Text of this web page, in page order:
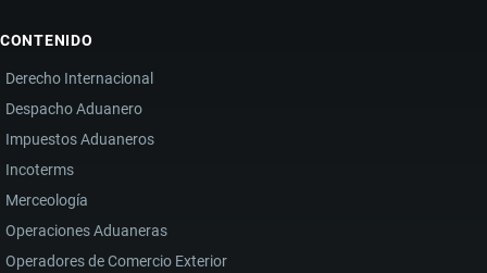
CONTENIDO
Derecho Internacional
Despacho Aduanero
Impuestos Aduaneros
Incoterms
Merceología
Operaciones Aduaneras
Operadores de Comercio Exterior